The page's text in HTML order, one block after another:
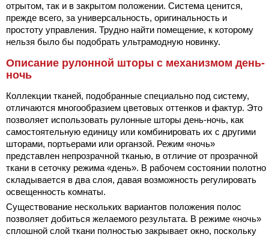
отрытом, так и в закрытом положении. Система ценится,
прежде всего, за универсальность, оригинальность и
простоту управления. Трудно найти помещение, к которому
нельзя было бы подобрать ультрамодную новинку.
Описание рулонной шторы с механизмом день-
ночь
Коллекции тканей, подобранные специально под систему,
отличаются многообразием цветовых оттенков и фактур. Это
позволяет использовать рулонные шторы день-ночь, как
самостоятельную единицу или комбинировать их с другими
шторами, портьерами или органзой. Режим «ночь»
представлен непрозрачной тканью, в отличие от прозрачной
ткани в сеточку режима «день». В рабочем состоянии полотно
складывается в два слоя, давая возможность регулировать
освещенность комнаты.
Существование нескольких вариантов положения полос
позволяет добиться желаемого результата. В режиме «ночь»
сплошной слой ткани полностью закрывает окно, поскольку